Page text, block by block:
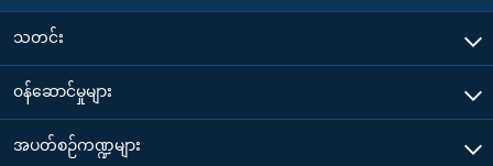
သတင်း
၀န်ဆောင်မှုများ
အပတ်စဉ်ကဏ္ဍများ